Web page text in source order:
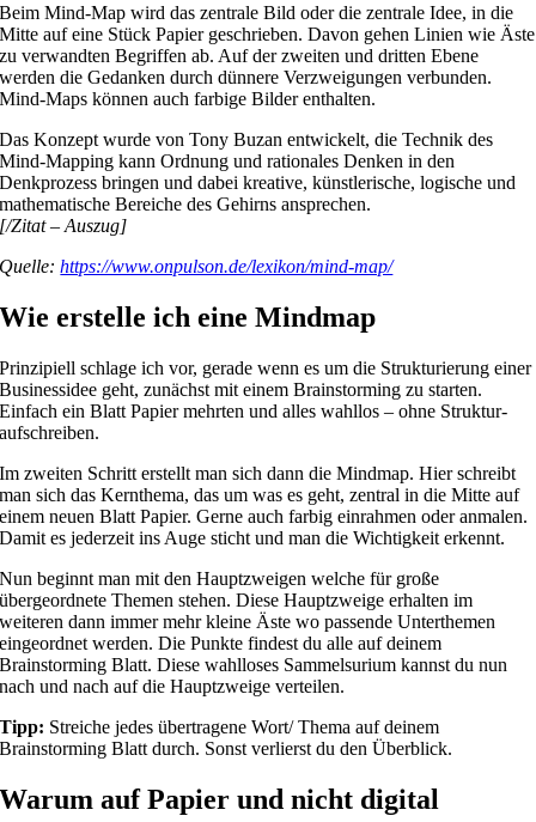
Beim Mind-Map wird das zentrale Bild oder die zentrale Idee, in die
Mitte auf eine Stück Papier geschrieben. Davon gehen Linien wie Äste
zu verwandten Begriffen ab. Auf der zweiten und dritten Ebene
werden die Gedanken durch dünnere Verzweigungen verbunden.
Mind-Maps können auch farbige Bilder enthalten.
Das Konzept wurde von Tony Buzan entwickelt, die Technik des
Mind-Mapping kann Ordnung und rationales Denken in den
Denkprozess bringen und dabei kreative, künstlerische, logische und
mathematische Bereiche des Gehirns ansprechen.
[/Zitat – Auszug]
Quelle:https://www.onpulson.de/lexikon/mind-map/
Wie erstelle ich eine Mindmap
Prinzipiell schlage ich vor, gerade wenn es um die Strukturierung einer
Businessidee geht, zunächst mit einem Brainstorming zu starten.
Einfach ein Blatt Papier mehrten und alles wahllos – ohne Struktur-
aufschreiben.
Im zweiten Schritt erstellt man sich dann die Mindmap. Hier schreibt
man sich das Kernthema, das um was es geht, zentral in die Mitte auf
einem neuen Blatt Papier. Gerne auch farbig einrahmen oder anmalen.
Damit es jederzeit ins Auge sticht und man die Wichtigkeit erkennt.
Nun beginnt man mit den Hauptzweigen welche für große
übergeordnete Themen stehen. Diese Hauptzweige erhalten im
weiteren dann immer mehr kleine Äste wo passende Unterthemen
eingeordnet werden. Die Punkte findest du alle auf deinem
Brainstorming Blatt. Diese wahlloses Sammelsurium kannst du nun
nach und nach auf die Hauptzweige verteilen.
Tipp: Streiche jedes übertragene Wort/ Thema auf deinem
Brainstorming Blatt durch. Sonst verlierst du den Überblick.
Warum auf Papier und nicht digital